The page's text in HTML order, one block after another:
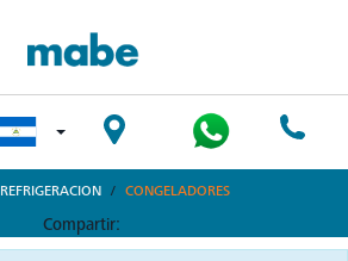
REFRIGERACION CONGELADORES
Compartir: